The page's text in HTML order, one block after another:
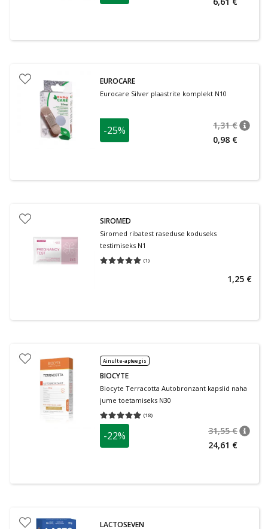
EUROCARE
Eurocare Silver plaastrite komplekt N10
-25% 1,31 €
0,98 €
SIROMED
Siromed ribatest raseduse koduseks
testimiseks N1
(1)
Keskmine hinnang 5.00
1,25 €
Ainult e-apteegis
BIOCYTE
Biocyte Terracotta Autobronzant kapslid naha
jume toetamiseks N30
(18)
Keskmine hinnang 4.83
-22% 31,55 €
24,61 €
LACTOSEVEN